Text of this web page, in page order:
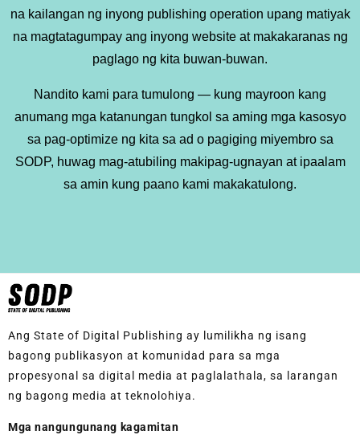
na kailangan ng inyong publishing operation upang matiyak
na magtatagumpay ang inyong website at makakaranas ng
paglago ng kita buwan-buwan.
Nandito kami para tumulong — kung mayroon kang
anumang mga katanungan tungkol sa aming mga kasosyo
sa pag-optimize ng kita sa ad o pagiging miyembro sa
SODP, huwag mag-atubiling makipag-ugnayan at ipaalam
sa amin kung paano kami makakatulong.
Ang State of Digital Publishing ay lumilikha ng isang
bagong publikasyon at komunidad para sa mga
propesyonal sa digital media at paglalathala, sa larangan
ng bagong media at teknolohiya.
Mga nangungunang kagamitan